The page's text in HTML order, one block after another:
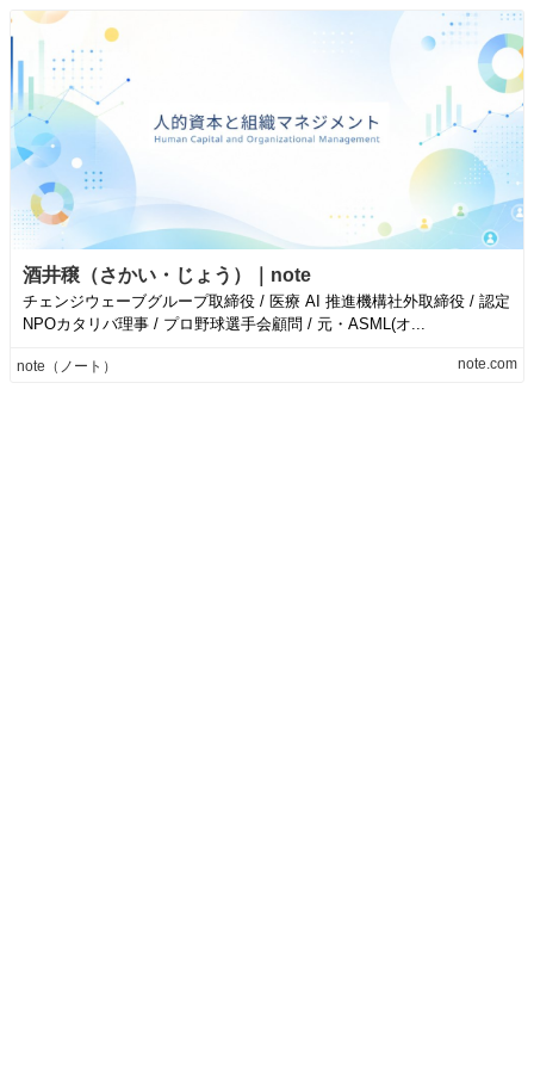
酒井穣（さかい・じょう）｜note
チェンジウェーブグループ取締役 / 医療 AI 推進機構社外取締役 / 認定
NPOカタリバ理事 / プロ野球選手会顧問 / 元・ASML(オ...
note（ノート） note.com